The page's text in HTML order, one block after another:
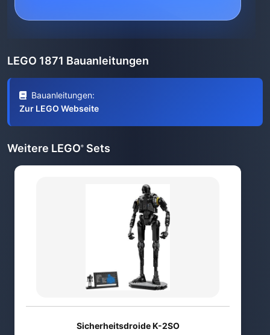
LEGO 1871 Bauanleitungen
Bauanleitungen:
Zur LEGO Webseite
Weitere LEGO® Sets
Sicherheitsdroide K-2SO